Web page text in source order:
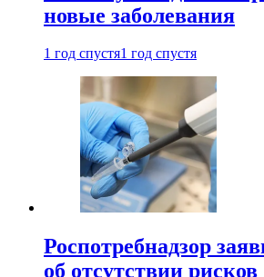
новые заболевания
1 год спустя1 год спустя
Роспотребнадзор
об отсутствии рисков